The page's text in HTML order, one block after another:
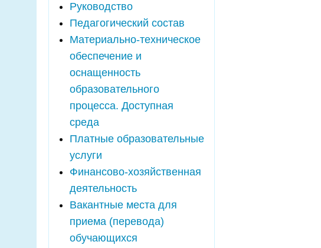
Руководство
Педагогический состав
Материально-техническое
обеспечение и
оснащенность
образовательного
процесса. Доступная
среда
Платные образовательные
услуги
Финансово-хозяйственная
деятельность
Вакантные места для
приема (перевода)
обучающихся